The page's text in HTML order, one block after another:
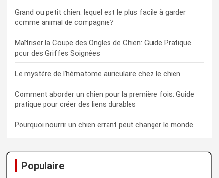
Grand ou petit chien: lequel est le plus facile à garder
comme animal de compagnie?
Maîtriser la Coupe des Ongles de Chien: Guide Pratique
pour des Griffes Soignées
Le mystère de l’hématome auriculaire chez le chien
Comment aborder un chien pour la première fois: Guide
pratique pour créer des liens durables
Pourquoi nourrir un chien errant peut changer le monde
Populaire